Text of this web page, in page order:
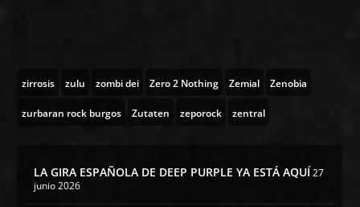
zirrosis zulu zombi dei Zero 2 Nothing Zemial Zenobia
zurbaran rock burgos Zutaten zeporock zentral
LA GIRA ESPAÑOLA DE DEEP PURPLE YA ESTÁ AQUÍ27
junio 2026